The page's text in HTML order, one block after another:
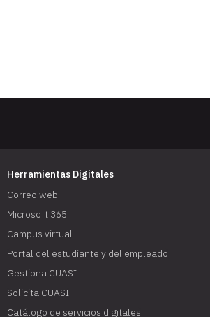
Herramientas Digitales
Correo web
Microsoft 365
Campus virtual
Portal del estudiante y del empleado
Gestiona CUASI
Solicita CUASI
Catálogo de servicios digitales